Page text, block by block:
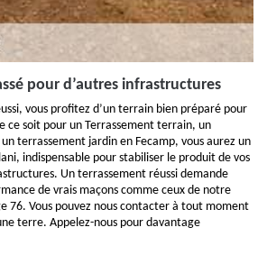
pour d’autres infrastructures
vous profitez d’un terrain bien préparé pour
ce soit pour un Terrassement terrain, un
terrassement jardin en Fecamp, vous aurez un
indispensable pour stabiliser le produit de vos
Un terrassement réussi demande
de vrais maçons comme ceux de notre
76. Vous pouvez nous contacter à tout moment
terre. Appelez-nous pour davantage